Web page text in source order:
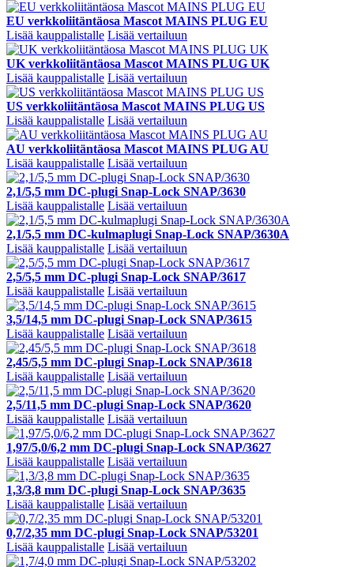
EU verkkoliitäntäosa Mascot MAINS PLUG EU
Lisää kauppalistalle Lisää vertailuun
UK verkkoliitäntäosa Mascot MAINS PLUG UK
Lisää kauppalistalle Lisää vertailuun
US verkkoliitäntäosa Mascot MAINS PLUG US
Lisää kauppalistalle Lisää vertailuun
AU verkkoliitäntäosa Mascot MAINS PLUG AU
Lisää kauppalistalle Lisää vertailuun
2,1/5,5 mm DC-plugi Snap-Lock SNAP/3630
Lisää kauppalistalle Lisää vertailuun
2,1/5,5 mm DC-kulmaplugi Snap-Lock SNAP/3630A
Lisää kauppalistalle Lisää vertailuun
2,5/5,5 mm DC-plugi Snap-Lock SNAP/3617
Lisää kauppalistalle Lisää vertailuun
3,5/14,5 mm DC-plugi Snap-Lock SNAP/3615
Lisää kauppalistalle Lisää vertailuun
2,45/5,5 mm DC-plugi Snap-Lock SNAP/3618
Lisää kauppalistalle Lisää vertailuun
2,5/11,5 mm DC-plugi Snap-Lock SNAP/3620
Lisää kauppalistalle Lisää vertailuun
1,97/5,0/6,2 mm DC-plugi Snap-Lock SNAP/3627
Lisää kauppalistalle Lisää vertailuun
1,3/3,8 mm DC-plugi Snap-Lock SNAP/3635
Lisää kauppalistalle Lisää vertailuun
0,7/2,35 mm DC-plugi Snap-Lock SNAP/53201
Lisää kauppalistalle Lisää vertailuun